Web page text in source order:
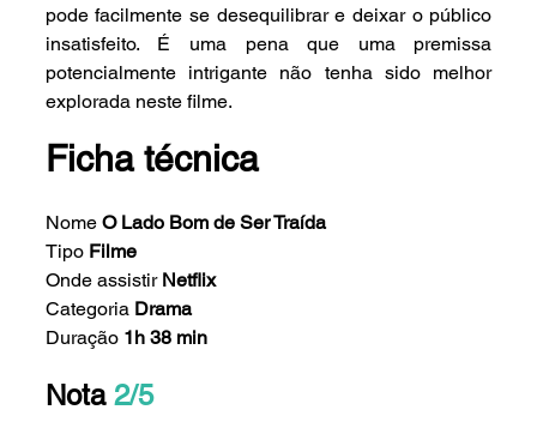
pode facilmente se desequilibrar e deixar o público
insatisfeito. É uma pena que uma premissa
potencialmente intrigante não tenha sido melhor
explorada neste filme.
Ficha técnica
Nome O Lado Bom de Ser Traída
Tipo Filme
Onde assistir Netflix
Categoria Drama
Duração 1h 38 min
Nota 2/5